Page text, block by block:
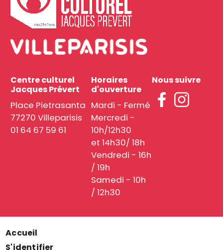
Centre culturel
Jacques Prévert
Place Pietrasanta
77270 Villeparisis
01 64 67 59 61
Horaires
d'ouverture
Mardi - Fermé
Mercredi -
10h/12h30
et 14h30/ 18h
Vendredi - 16h
/ 19h
Samedi - 10h
/ 12h30
Nous suivre
Menu
Accueil
S'identifier